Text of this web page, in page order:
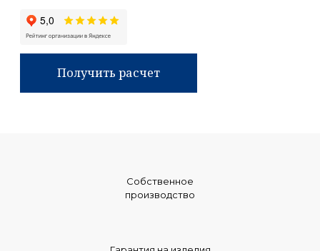
Получить расчет
Собственное
производство